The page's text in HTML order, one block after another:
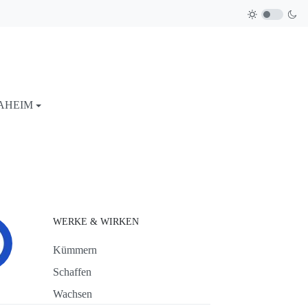
WERKE & WIRKEN
Kümmern
Schaffen
Wachsen